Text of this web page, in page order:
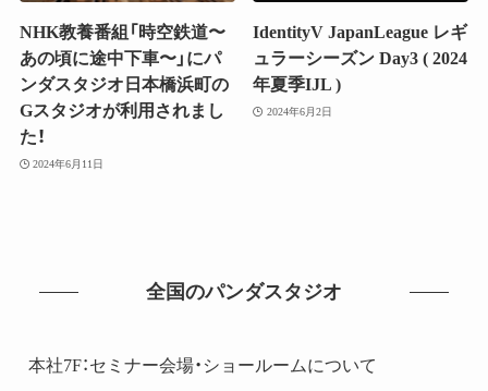
NHK教養番組「時空鉄道〜
あの頃に途中下車〜」にパ
ンダスタジオ日本橋浜町の
Gスタジオが利用されまし
た！
2024年6月11日
IdentityV JapanLeague レギ
ュラーシーズン Day3 ( 2024
年夏季IJL )
2024年6月2日
全国のパンダスタジオ
本社7F：セミナー会場・ショールームについて